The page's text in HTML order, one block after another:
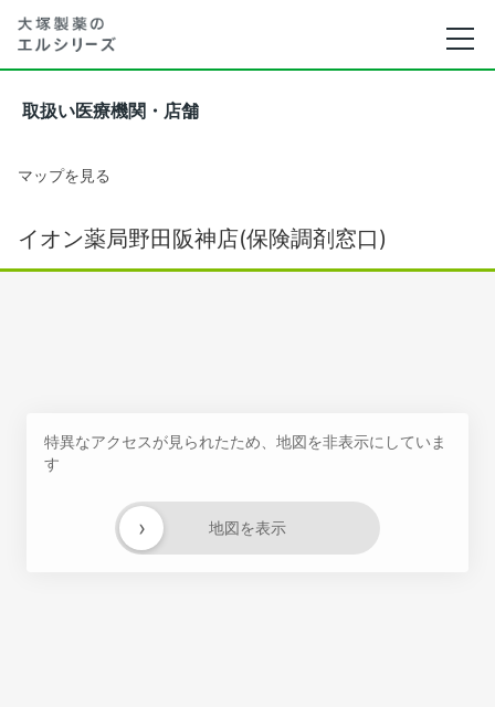
取扱い医療機関・店舗
マップを見る
イオン薬局野田阪神店(保険調剤窓口)
特異なアクセスが見られたため、地図を非表示にしていま
す
地図を表示
›